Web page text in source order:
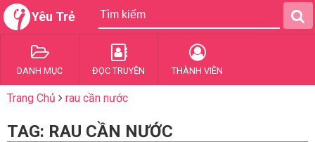
Yêu Trẻ
DANH MỤC ĐỌC TRUYỆN THÀNH VIÊN
Trang Chủ rau cần nước
TAG: RAU CẦN NƯỚC